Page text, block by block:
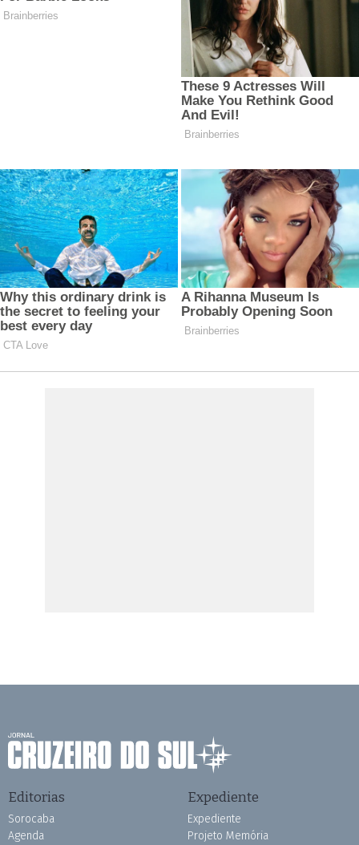
Editorias
Sorocaba
Agenda
Expediente
Expediente
Projeto Memória